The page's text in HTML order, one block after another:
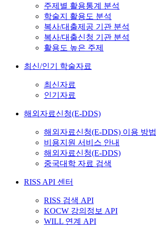
주제별 활용통계 분석
학술지 활용도 분석
복사/대출제공 기관 분석
복사/대출신청 기관 분석
활용도 높은 주제
최신/인기 학술자료
최신자료
인기자료
해외자료신청(E-DDS)
해외자료신청(E-DDS) 이용 방법
비용지원 서비스 안내
해외자료신청(E-DDS)
중국대학 자료 검색
RISS API 센터
RISS 검색 API
KOCW 강의정보 API
WILL 연계 API